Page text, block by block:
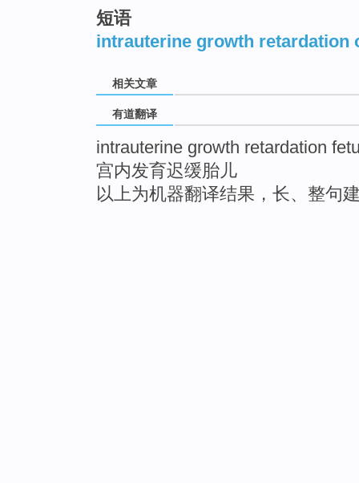
短语
intrauterine growth retardation
相关文章
有道翻译
intrauterine growth retardation
宫内发育迟缓胎儿
以上为机器翻译结果，长、整句